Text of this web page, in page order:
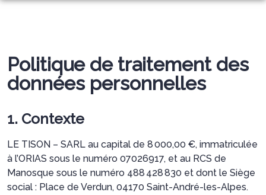
PRÉVOIR SES OBSÈQUES
ARTICLES FUNÉRAIRES
NOTRE AGENCE
Politique de traitement des
données personnelles
1. Contexte
LE TISON – SARL au capital de 8 000,00 €, immatriculée
à l’ORIAS sous le numéro 07026917, et au RCS de
Manosque sous le numéro 488 428 830 et dont le Siège
social : Place de Verdun, 04170 Saint-André-les-Alpes.